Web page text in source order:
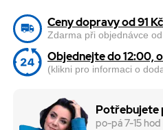
Ceny dopravy od 91 Kč
Zdarma při objednávce
Objednejte do 12:00,
(klikni pro informaci o
Potřebujete
po-pá 7-15 hod